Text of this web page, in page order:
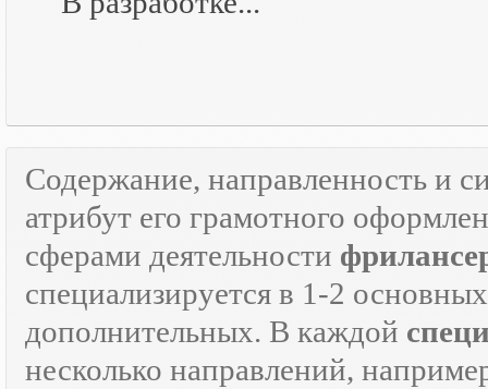
Содержание, направленность и
атрибут его грамотного
сферами деятельности
специализируется в 1-2
дополнительных. В каждой
несколько направлений,